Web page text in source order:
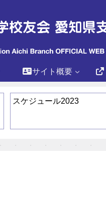
サイト概要
スケジュール2023